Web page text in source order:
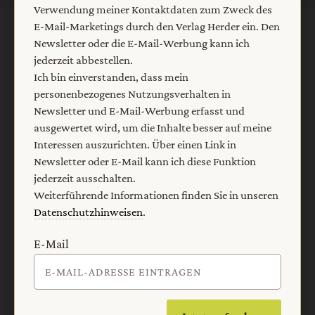
AGB und Widerrufsbelehrung Datenschutz
Barrierefreiheit
Vertrag widerrufen Abo online kündigen
Nach oben
Verwendung meiner Kontaktdaten zum Zweck des
E-Mail-Marketings durch den Verlag Herder ein. Den
Newsletter oder die E-Mail-Werbung kann ich
jederzeit abbestellen.
Ich bin einverstanden, dass mein
personenbezogenes Nutzungsverhalten in
Newsletter und E-Mail-Werbung erfasst und
ausgewertet wird, um die Inhalte besser auf meine
Interessen auszurichten. Über einen Link in
Newsletter oder E-Mail kann ich diese Funktion
jederzeit ausschalten.
Weiterführende Informationen finden Sie in unseren
Datenschutzhinweisen.
E-Mail